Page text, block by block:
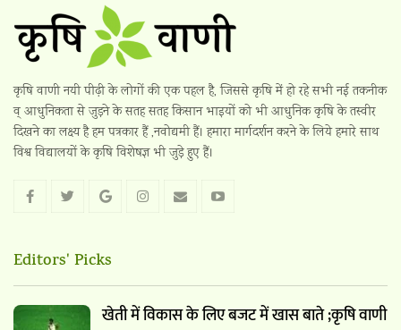
कृषि वाणी नयी पीढ़ी के लोगों की एक पहल है, जिससे कृषि में हो रहे सभी नई तकनीक
व् आधुनिकता से जुड़ने के सतह सतह किसान भाइयों को भी आधुनिक कृषि के तस्वीर
दिखने का लक्ष्य है हम पत्रकार हैं ,नवोद्यमी हैं। हमारा मार्गदर्शन करने के लिये हमारे साथ
विश्व विद्यालयों के कृषि विशेषज्ञ भी जुड़े हुए हैं।
Editors' Picks
खेती में विकास के लिए बजट में खास बाते ;कृषि वाणी